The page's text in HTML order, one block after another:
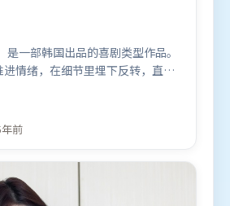
一部韩国出品的喜剧类型作品。
情绪，在细节里埋下反转，直至
。视听风格统一而富有实验感，
。由薛晓路执导，刘亦菲、木村
音、提莫西·查拉米等联袂出
材的观众观看。
前